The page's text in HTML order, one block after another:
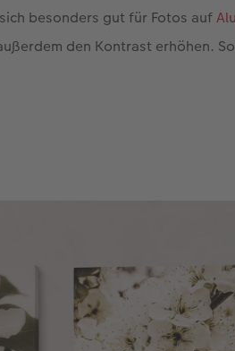
besonders gut für Fotos auf
den Kontrast erhöhen.